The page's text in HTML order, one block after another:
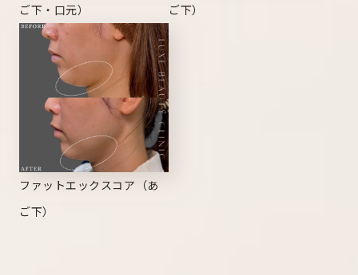
ご下・口元）
ご下）
ファットエックスコア（あ
ご下）